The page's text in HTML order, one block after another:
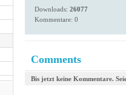
Downloads: 26077
Kommentare: 0
Comments
Bis jetzt keine Kommentare.